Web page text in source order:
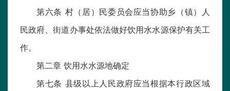
第六条 村（居）民委员会应当协助乡（镇）人
民政府、街道办事处依法做好饮用水水源保护有关工
作。
第二章 饮用水水源地确定
第七条 县级以上人民政府应当根据本行政区域